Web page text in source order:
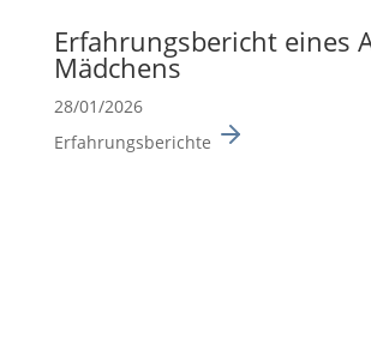
Erfah­rungs­be­richt eines
Mädchens
28/01/2026
Erfahrungsberichte